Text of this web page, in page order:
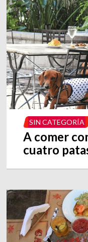
SIN CATEGORÍA
A comer
cuatro